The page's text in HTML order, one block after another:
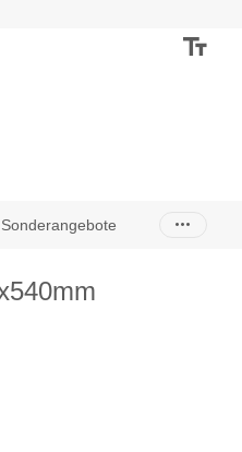
Sonderangebote